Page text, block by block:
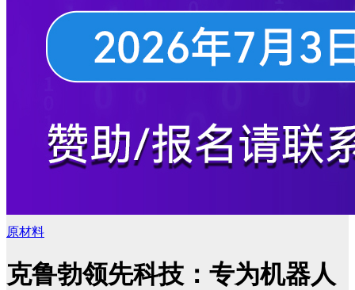
原材料
克鲁勃领先科技：专为机器人